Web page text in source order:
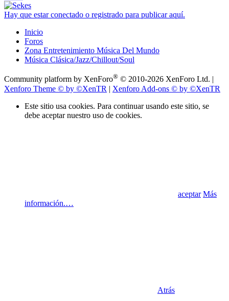
Hay que estar conectado o registrado para publicar aquí.
Inicio
Foros
Zona Entretenimiento Música Del Mundo
Música Clásica/Jazz/Chillout/Soul
Community platform by XenForo® © 2010-2026 XenForo Ltd.
Xenforo Theme © by ©XenTR | Xenforo Add-ons © by ©XenTR
Este sitio usa cookies. Para continuar usando este sitio, se
debe aceptar nuestro uso de cookies.
aceptar Más
información.…
Atrás